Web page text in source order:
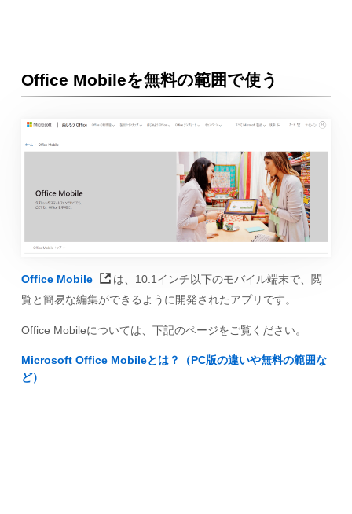
Office Mobileを無料の範囲で使う
Office Mobile
は、10.1インチ以下のモバイル端末で、閲
覧と簡易な編集ができるように開発されたアプリです。
Office Mobileについては、下記のページをご覧ください。
Microsoft Office Mobileとは？（PC版の違いや無料の範囲な
ど）